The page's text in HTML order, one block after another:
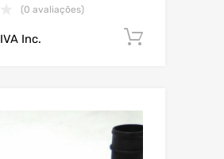
(0 avaliações)
IVA Inc.